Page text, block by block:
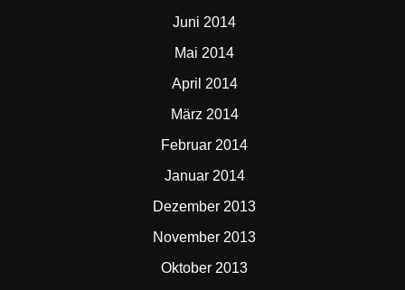
Juni 2014
Mai 2014
April 2014
März 2014
Februar 2014
Januar 2014
Dezember 2013
November 2013
Oktober 2013